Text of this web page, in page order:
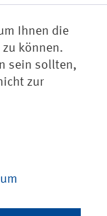
Ihnen die
können.
sein sollten,
zur